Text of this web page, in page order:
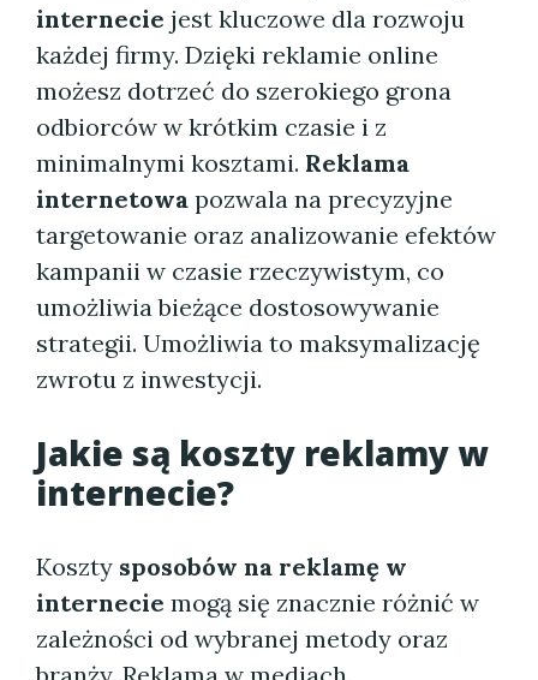
internecie jest kluczowe dla rozwoju
każdej firmy. Dzięki reklamie online
możesz dotrzeć do szerokiego grona
odbiorców w krótkim czasie i z
minimalnymi kosztami. Reklama
internetowa pozwala na precyzyjne
targetowanie oraz analizowanie efektów
kampanii w czasie rzeczywistym, co
umożliwia bieżące dostosowywanie
strategii. Umożliwia to maksymalizację
zwrotu z inwestycji.
Jakie są koszty reklamy w
internecie?
Koszty sposobów na reklamę w
internecie mogą się znacznie różnić w
zależności od wybranej metody oraz